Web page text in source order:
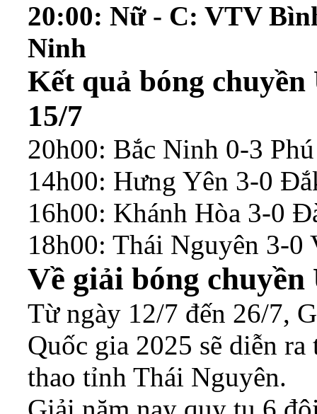
20:00: Nữ - C: VTV
Ninh
Kết quả bóng chuyền
15/7
20h00: Bắc Ninh 0-3
14h00: Hưng Yên 3-0
16h00: Khánh Hòa 3-0
18h00: Thái Nguyên 3-0
Về giải bóng chuyền
Từ ngày 12/7 đến 26/7,
Quốc gia 2025 sẽ diễn
thao tỉnh Thái Nguyên.